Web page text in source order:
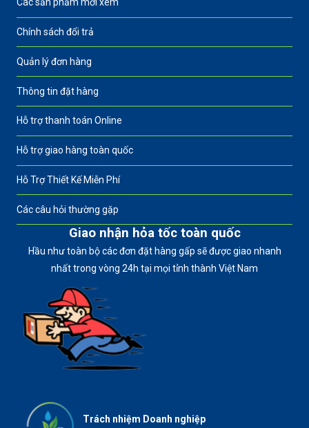
Các sản phẩm mới xem
Chính sách đổi trả
Quản lý đơn hàng
Thông tin đặt hàng
Hỗ trợ thanh toán Online
Hỗ trợ giao hàng toàn quốc
Hỗ Trợ Thiết Kế Miễn Phí
Các câu hỏi thường gặp
Giao nhận hỏa tốc toàn quốc
Hầu như toàn bộ các đơn đặt hàng gấp sẽ được giao nhanh
nhất trong vòng 24h tại mọi tỉnh thành Việt Nam
Trách nhiệm Doanh nghiệp